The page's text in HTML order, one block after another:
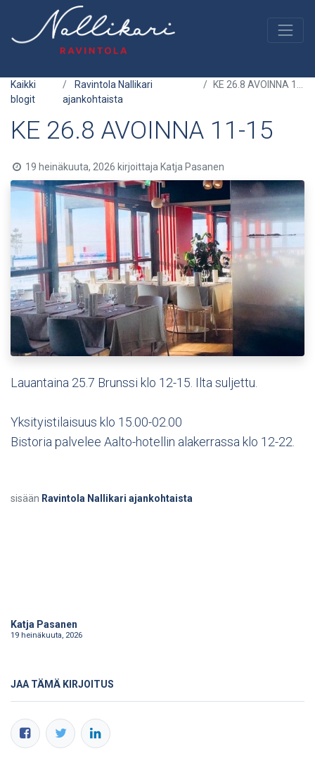
Kaikki
blogit
Ravintola Nallikari
ajankohtaista
KE 26.8 AVOINNA 11-15
KE 26.8 AVOINNA 11-15
19 heinäkuuta, 2026 kirjoittaja Katja Pasanen
Lauantaina 25.7 Brunssi klo 12-15. Ilta suljettu.
Yksityistilaisuus klo 15.00-02.00
Bistoria palvelee Aalto-hotellin alakerrassa klo 12-22.
sisään Ravintola Nallikari ajankohtaista
Katja Pasanen
19 heinäkuuta, 2026
JAA TÄMÄ KIRJOITUS